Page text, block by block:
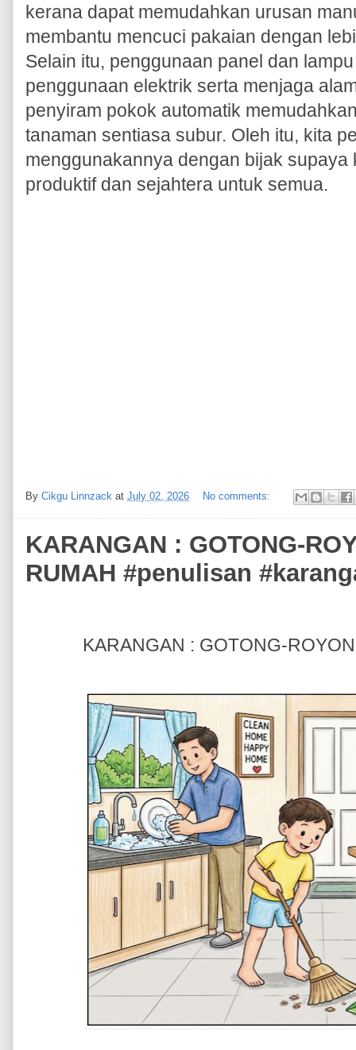
kerana dapat memudahkan urusan
membantu mencuci pakaian dengan
Selain itu, penggunaan panel dan
penggunaan elektrik serta menjaga
penyiram pokok automatik
tanaman sentiasa subur. Oleh itu, kita
menggunakannya dengan bijak
produktif dan sejahtera untuk semua.
By Cikgu Linnzack at July 02, 2026 No comments:
KARANGAN : GOTONG-
RUMAH #penulisan
KARANGAN : GOTONG-